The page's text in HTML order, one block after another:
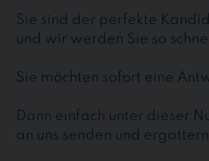
Sie sind der perfekte
und wir werden Sie so
Sie möchten sofort eine
Dann einfach unter dieser
an uns senden und